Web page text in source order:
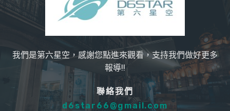
我們是第六星空，感謝您點進來觀看，支持我們做好更多
報導!!
聯絡我們
d6star66@gmail.com